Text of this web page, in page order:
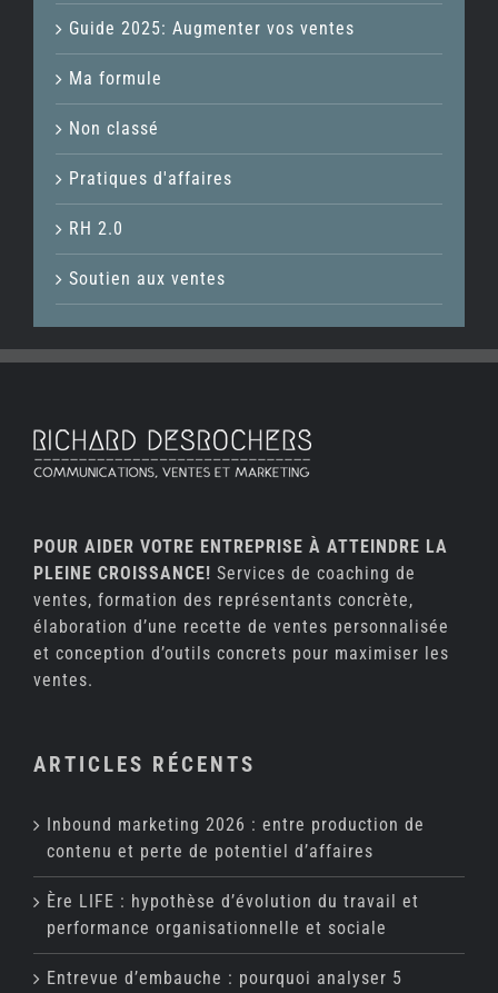
Guide 2025: Augmenter vos ventes
Ma formule
Non classé
Pratiques d'affaires
RH 2.0
Soutien aux ventes
POUR AIDER VOTRE ENTREPRISE À ATTEINDRE LA
PLEINE CROISSANCE! Services de coaching de
ventes, formation des représentants concrète,
élaboration d’une recette de ventes personnalisée
et conception d’outils concrets pour maximiser les
ventes.
ARTICLES RÉCENTS
Inbound marketing 2026 : entre production de
contenu et perte de potentiel d’affaires
Ère LIFE : hypothèse d’évolution du travail et
performance organisationnelle et sociale
Entrevue d’embauche : pourquoi analyser 5